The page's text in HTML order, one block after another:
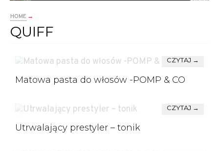
HOME →
QUIFF
CZYTAJ →
Matowa pasta do włosów -POMP & CO
CZYTAJ →
Utrwalający prestyler – tonik